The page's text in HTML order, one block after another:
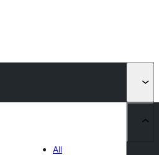
All